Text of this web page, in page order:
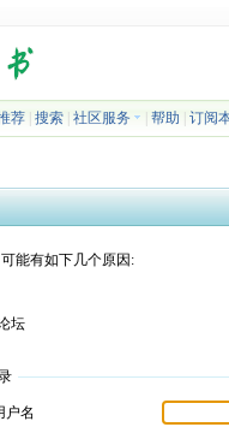
荐| 搜索| 社区服务 帮助 订阅
能有如下几个原因:
坛
户名